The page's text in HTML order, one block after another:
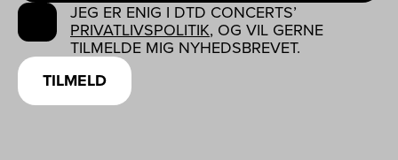
JEG ER ENIG I DTD CONCERTS’
PRIVATLIVSPOLITIK, OG VIL GERNE
TILMELDE MIG NYHEDSBREVET.
TILMELD